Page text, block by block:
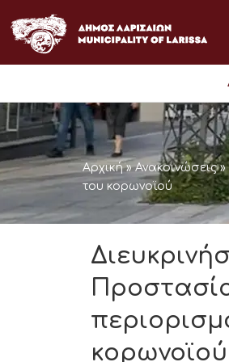
στο
περιεχόμενο
Αρχική»Ανακοινώσεις»
του κορωνοϊού
κορωνοϊού